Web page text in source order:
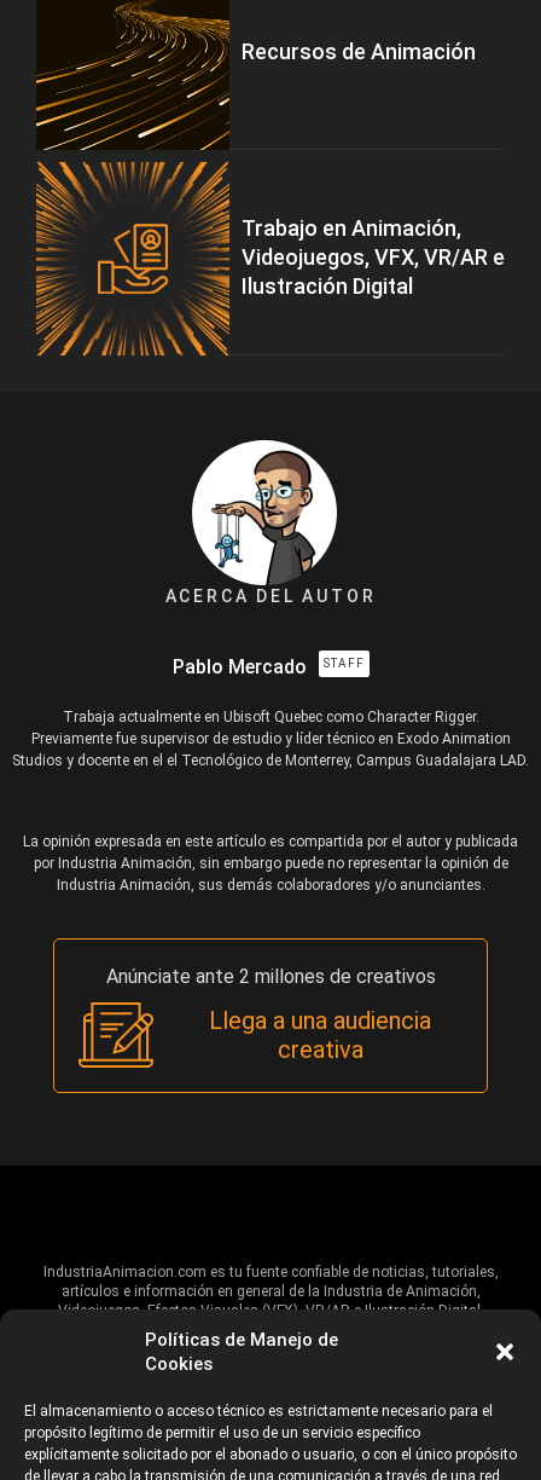
Políticas de Manejo de
Cookies
El almacenamiento o acceso técnico es estrictamente necesario para el
propósito legítimo de permitir el uso de un servicio específico
explícitamente solicitado por el abonado o usuario, o con el único propósito
de llevar a cabo la transmisión de una comunicación a través de una red
Recursos de Animación
Trabajo en Animación,
Videojuegos, VFX, VR/AR e
Ilustración Digital
ACERCA DEL AUTOR
Pablo Mercado STAFF
Trabaja actualmente en Ubisoft Quebec como Character Rigger.
Previamente fue supervisor de estudio y líder técnico en Exodo Animation
Studios y docente en el el Tecnológico de Monterrey, Campus Guadalajara LAD.
La opinión expresada en este artículo es compartida por el autor y publicada
por Industria Animación, sin embargo puede no representar la opinión de
Industria Animación, sus demás colaboradores y/o anunciantes.
Anúnciate ante 2 millones de creativos
Llega a una audiencia
creativa
IndustriaAnimacion.com es tu fuente confiable de noticias, tutoriales,
artículos e información en general de la Industria de Animación,
Videojuegos, Efectos Visuales (VFX), VR/AR e Ilustración Digital.
Hablamos de estas industrias y su alcance global, pero damos un énfasis
especial al talento, estudios, escuelas, eventos y organizaciones que
ANUNCIANTES AVISO DE PRIVACIDAD